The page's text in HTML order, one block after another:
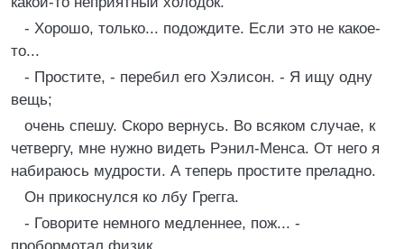
- Хорошо, только... подождите. Если это не какое-
то...
- Простите, - перебил его Хэлисон. - Я ищу одну
вещь;
очень спешу. Скоро вернусь. Во всяком случае, к
четвергу, мне нужно видеть Рэнил-Менса. От него я
набираюсь мудрости. А теперь простите преладно.
Он прикоснулся ко лбу Грегга.
- Говорите немного медленнее, пож... -